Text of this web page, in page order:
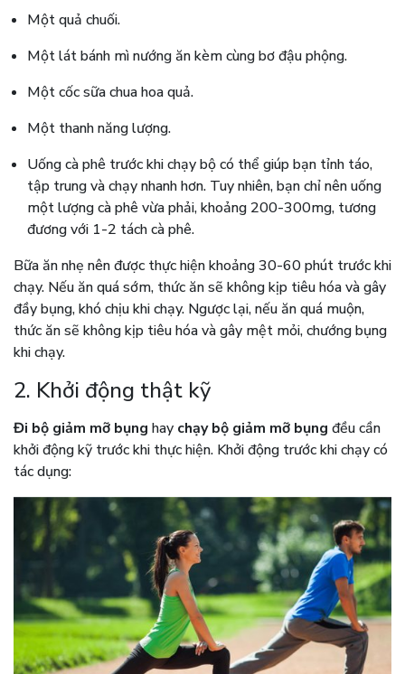
Một quả chuối.
Một lát bánh mì nướng ăn kèm cùng bơ đậu phộng.
Một cốc sữa chua hoa quả.
Một thanh năng lượng.
Uống cà phê trước khi chạy bộ có thể giúp bạn tỉnh táo,
tập trung và chạy nhanh hơn. Tuy nhiên, bạn chỉ nên uống
một lượng cà phê vừa phải, khoảng 200-300mg, tương
đương với 1-2 tách cà phê.
Bữa ăn nhẹ nên được thực hiện khoảng 30-60 phút trước khi
chạy. Nếu ăn quá sớm, thức ăn sẽ không kịp tiêu hóa và gây
đầy bụng, khó chịu khi chạy. Ngược lại, nếu ăn quá muộn,
thức ăn sẽ không kịp tiêu hóa và gây mệt mỏi, chướng bụng
khi chạy.
2. Khởi động thật kỹ
Đi bộ giảm mỡ bụng hay chạy bộ giảm mỡ bụng đều cần
khởi động kỹ trước khi thực hiện. Khởi động trước khi chạy có
tác dụng: